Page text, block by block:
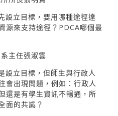
設立目標，要用哪種途徑達
源來支持途徑？PDCA哪個最
主任張淑雲
設立目標，但師生與行政人
會出現問題，例如：行政人
還是有學生資訊不暢通，所
面的共識？